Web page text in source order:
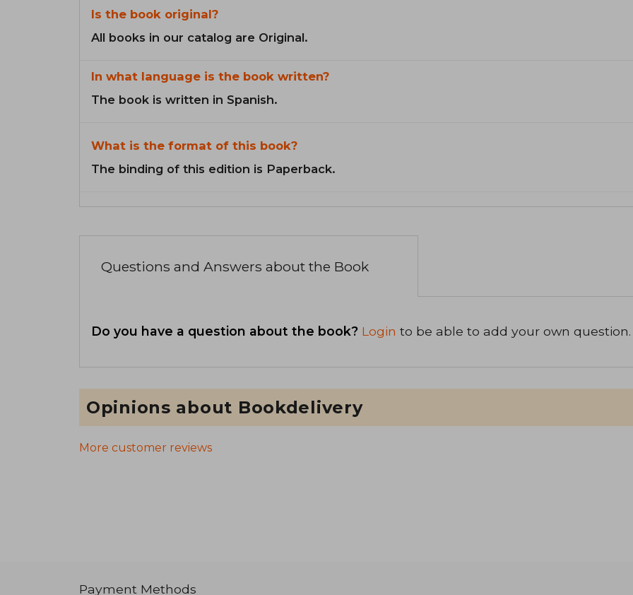
Is the book original?
All books in our catalog are Original.
In what language is the book written?
The book is written in Spanish.
What is the format of this book?
The binding of this edition is Paperback.
Questions and Answers about the Book
Do you have a question about the book? Login to be able to add your own question.
Opinions about Bookdelivery
More customer reviews
Payment Methods